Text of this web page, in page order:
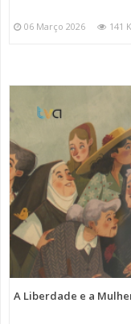
06 Março 2026 141 K
A Liberdade e a